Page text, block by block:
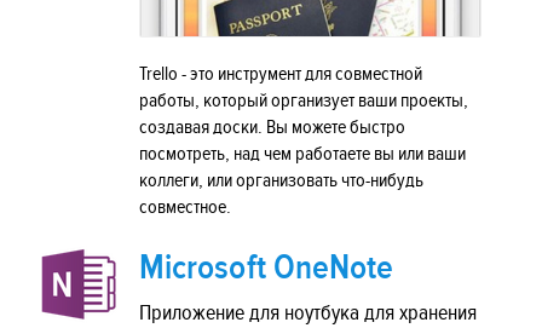
Trello - это инструмент для совместной
работы, который организует ваши проекты,
создавая доски. Вы можете быстро
посмотреть, над чем работаете вы или ваши
коллеги, или организовать что-нибудь
совместное.
Microsoft OneNote
Приложение для ноутбука для хранения